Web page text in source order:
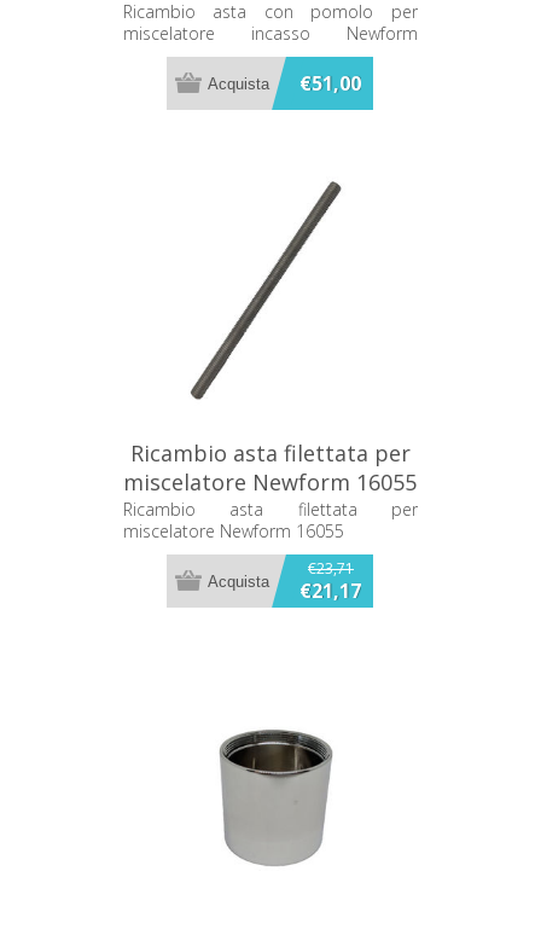
Newform 10625.21.018
Ricambio asta con pomolo per
miscelatore incasso Newform
10625.21.018
€51,00
Ricambio asta filettata per
miscelatore Newform 16055
Ricambio asta filettata per
miscelatore Newform 16055
€23,71
€21,17